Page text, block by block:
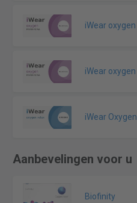
iWear
iWear
iWear
Aanbevelingen voor u
Biofinity